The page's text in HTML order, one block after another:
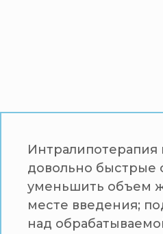
Интралипотерапия
довольно быстрые
уменьшить объем
месте введения;
над